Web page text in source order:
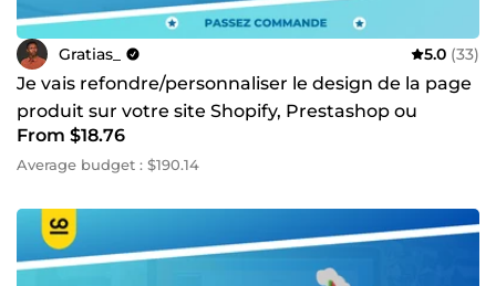
Gratias_ 5.0 (33)
Je vais refondre/personnaliser le design de la page
produit sur votre site Shopify, Prestashop ou
WordPress
From $18.76
Average budget : $190.14